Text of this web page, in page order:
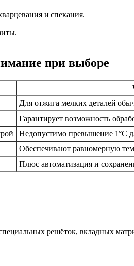
и спекания.
при выборе
Для отжига мелких деталей
Гарантирует возможность
Недопустимо превышение 1°C
Обеспечивают равномерную
Плюс автоматизация и
решёток, вкладных